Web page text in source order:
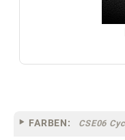
FARBEN: CSE06